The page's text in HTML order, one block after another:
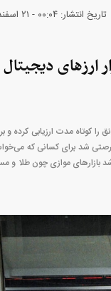
تاریخ انتشار: ۰۰:۰۴ - ۲۱ اسفند ۱۴۰۲
دیجیتال
را کوتاه مدت ارزیابی کرده و
شد برای کسانی که
بازار‌های موازی چون طلا و